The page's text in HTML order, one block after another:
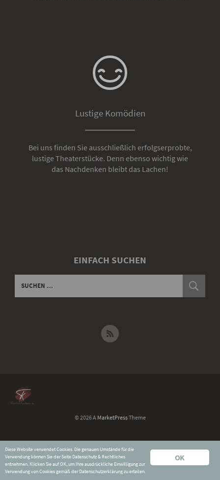
Lustige Komödien
Bei uns finden Sie ausschließlich erfolgserprobte,
lustige Theaterstücke. Denn ebenso wichtig wie
das Nachdenken bleibt das Lachen!
EINFACH SUCHEN
© 2026 A MarketPressTheme
Widerruf für digitale Inhalte
Datenschutz & Rechtliches
Impressum
OK
Diese Website verwendet Cookies. Die genauen Umstände für die
Verwendung können Sie der Seite Datenschutz & Rechtliches
entnehmen. Klicken Sie auf OK, um Ihre ausdrückliche Einwilligung zur
Verwendung von Cookies gemäß der Datenschutzerklärung zu erteilen.